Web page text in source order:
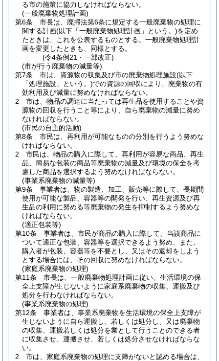
る市の施策に協力しなければならない。
(一般廃棄物処理計画)
第6条
市長は、廃掃法第6条に規定する一般廃棄物の処理に
関する計画(以下「一般廃棄物処理計画」という。)を定め
たときは、これを公表するものとする。 一般廃棄物処理計
画を変更したときも、同様とする。
(令4条例21・一部改正)
(市が行う廃棄物の減量等)
第7条
市は、資源物の収集及び市の廃棄物処理施設(以下
「処理施設」という。)での資源の回収により、廃棄物の有
効利用及び減量に努めなければならない。
2
市は、物品の調達に当たっては再生品を使用することや資
源物の回収を行うこと等により、自ら廃棄物の減量に努め
なければならない。
(市民の自主的活動)
第8条
市民は、再利用が可能なものの分別を行うよう努めな
ければならない。
2
市民は、物品の購入に際して、再利用が容易な商品、再生
品、簡易な包装の商品等廃棄物の減量及び環境の保全を考
慮した商品を選択するよう努めなければならない。
(事業系廃棄物の減量等)
第9条
事業者は、物の製造、加工、販売等に際して、長期間
使用が可能な製品、容器等の開発を行い、再生資源及び再
生品の利用に努める等廃棄物の発生を抑制するよう努めな
ければならない。
(適正包装等)
第10条
事業者は、市民が商品の購入に際して、当該商品に
ついて適正な包装、容器等を選択できるよう努め、また、
購入者が包装、容器等を不要とし、又はその返却をしよう
とする場合には、その回収に努めなければならない。
(家庭系廃棄物の処理)
第11条
市長は、一般廃棄物処理計画に従い、生活環境の保
全上支障が生じないように家庭系廃棄物の収集、運搬及び
処分を行わなければならない。
(事業系廃棄物の処理)
第12条
事業者は、事業系廃棄物を生活環境の保全上支障が
生じないように自ら運搬し、若しくは処分し、又は廃棄物
の収集、運搬若しくは処分を業として行うことのできる者
に収集させ、運搬させ、若しくは処分させなければならな
い。
2
市は、家庭系廃棄物の処理に支障がないと認める場合は、